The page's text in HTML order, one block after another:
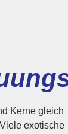
Kerne gleich
exotische
zur Vor­